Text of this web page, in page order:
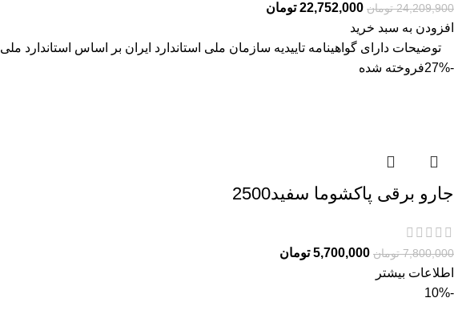
24,209,900 تومان 22,752,000 تومان
افزودن به سبد خرید
توضیحات دارای گواهینامه تاییدیه سازمان ملی استاندارد ایران بر اساس استاندارد ملی ۱۵۶۲-۱ و ۱۵۶۲-۲ مجهزبه سه المنت
-27%
فروخته شده
جارو برقی پاکشوما سفید2500
7,800,000 تومان 5,700,000 تومان
اطلاعات بیشتر
-10%